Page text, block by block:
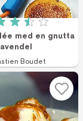
Betyg: 3.5 av 5
med en gnutta
Boudet